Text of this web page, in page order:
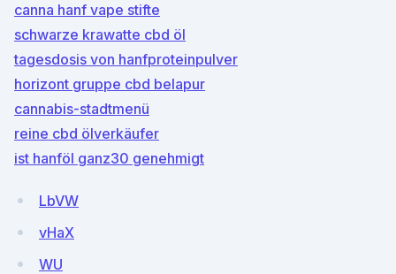
canna hanf vape stifte
schwarze krawatte cbd öl
tagesdosis von hanfproteinpulver
horizont gruppe cbd belapur
cannabis-stadtmenü
reine cbd ölverkäufer
ist hanföl ganz30 genehmigt
LbVW
vHaX
WU